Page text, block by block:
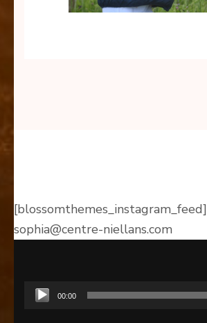
[blossomthemes_instagram_feed]
sophia@centre-niellans.com
Lecteur
audio
00:00